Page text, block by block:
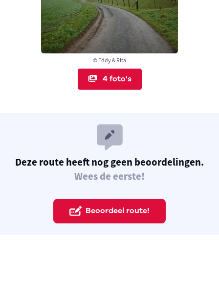
© Eddy & Rita
4 foto's
Deze route heeft nog geen beoordelingen.
Wees de eerste!
Beoordeel route!